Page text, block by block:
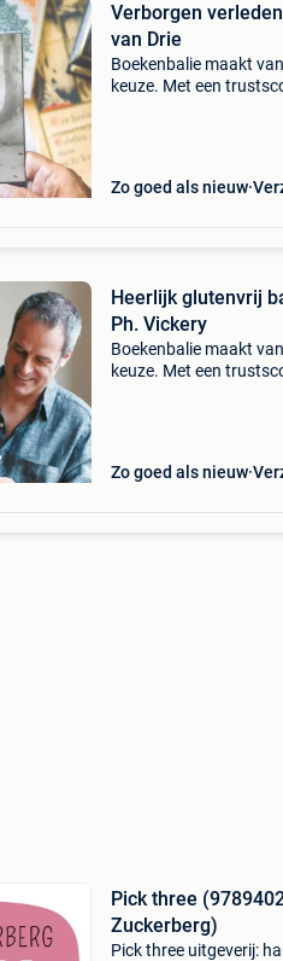
Verborgen
van Drie
Boekenbalie maakt
keuze. Met een
Zo goed als nieuw
Heerlijk glutenvrij
Ph. Vickery
Boekenbalie maakt
keuze. Met een
Zo goed als nieuw
Pick three
Zuckerberg)
Pick three uitgeverij: